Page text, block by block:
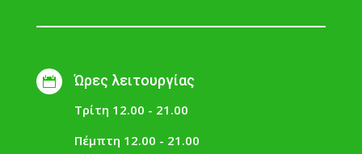
 Ώρες λειτουργίας
Τρίτη 12.00 - 21.00
Πέμπτη 12.00 - 21.00